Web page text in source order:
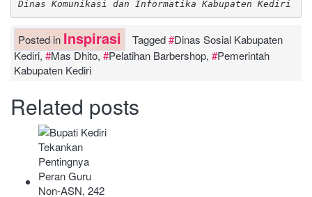
Dinas Komunikasi dan Informatika Kabupaten Kediri
Posted in Inspirasi Tagged Dinas Sosial Kabupaten
Kediri, Mas Dhito, Pelatihan Barbershop,
Pemerintah
Kabupaten Kediri
Related posts